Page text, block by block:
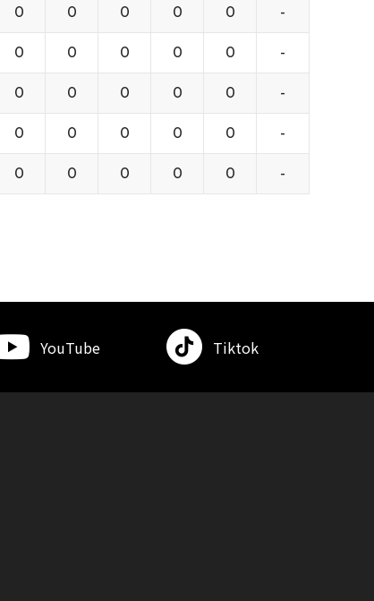
0 0 0 0 0 -
0 0 0 0 0 -
0 0 0 0 0 -
0 0 0 0 0 -
0 0 0 0 0 -
YouTube Tiktok